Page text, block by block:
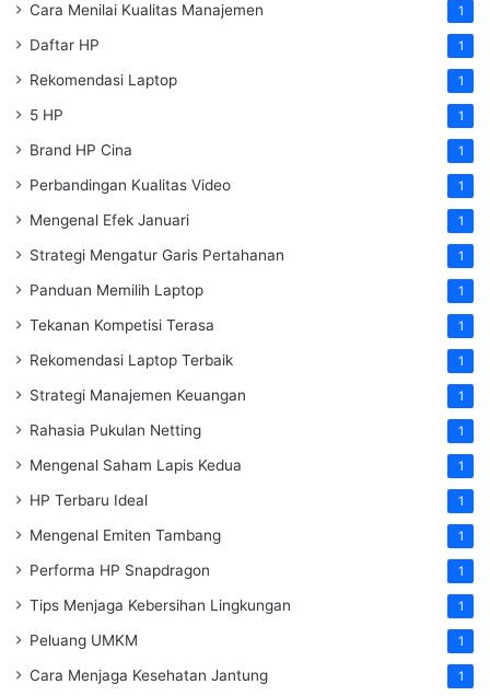
Cara Menilai Kualitas Manajemen 1
Daftar HP 1
Rekomendasi Laptop 1
5 HP 1
Brand HP Cina 1
Perbandingan Kualitas Video 1
Mengenal Efek Januari 1
Strategi Mengatur Garis Pertahanan 1
Panduan Memilih Laptop 1
Tekanan Kompetisi Terasa 1
Rekomendasi Laptop Terbaik 1
Strategi Manajemen Keuangan 1
Rahasia Pukulan Netting 1
Mengenal Saham Lapis Kedua 1
HP Terbaru Ideal 1
Mengenal Emiten Tambang 1
Performa HP Snapdragon 1
Tips Menjaga Kebersihan Lingkungan 1
Peluang UMKM 1
Cara Menjaga Kesehatan Jantung 1